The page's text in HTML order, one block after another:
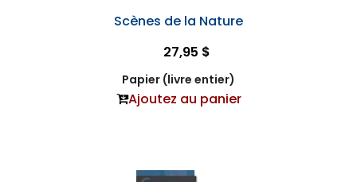
Scènes de la Nature
27,95 $
Papier (livre entier)
Ajoutez au panier